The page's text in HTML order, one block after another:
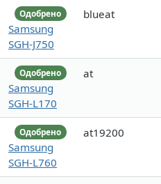
Одобрено
Samsung
SGH-J750
blueat
Одобрено
Samsung
SGH-L170
at
Одобрено
Samsung
SGH-L760
at19200